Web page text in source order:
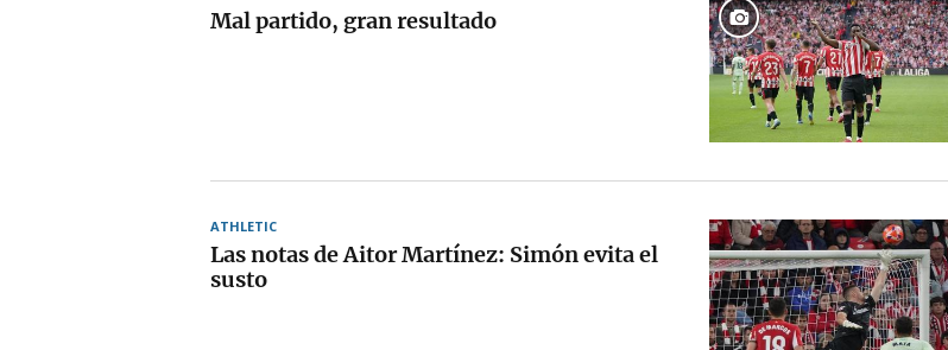
Mal partido, gran resultado
ATHLETIC
Las notas de Aitor Martínez: Simón evita el
susto